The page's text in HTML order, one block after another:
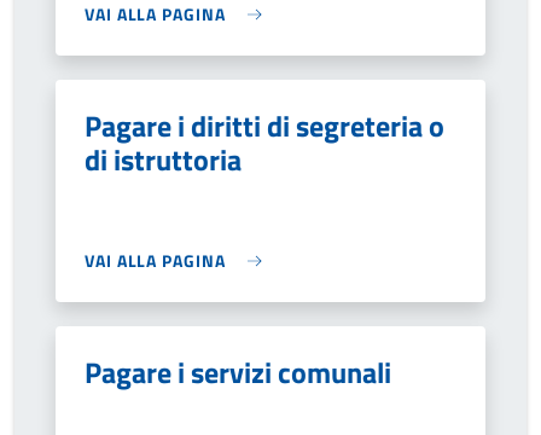
VAI ALLA PAGINA
Pagare i diritti di segreteria o
di istruttoria
VAI ALLA PAGINA
Pagare i servizi comunali